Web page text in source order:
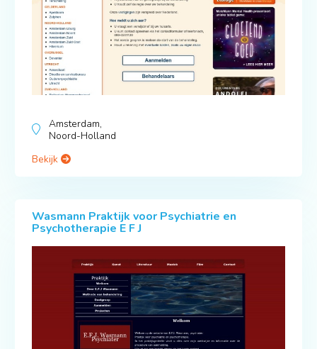
Amsterdam,
Noord-Holland
Bekijk
Wasmann Praktijk voor Psychiatrie en
Psychotherapie E F J